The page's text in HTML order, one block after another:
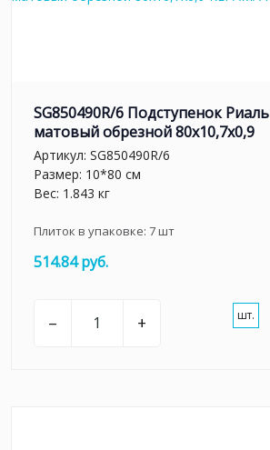
SG850490R/6 Подступенок
матовый обрезной 80x10,7x0,9
Артикул: SG850490R/6
Размер: 10*80 см
Вес: 1.843 кг
Плиток в упаковке: 7шт
514.84 руб.
– + шт.